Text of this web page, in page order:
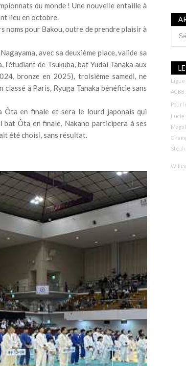
du monde ! Une nouvelle entaille à
lieu en octobre.
noms pour Bakou, outre de prendre plaisir à
avec sa deuxième place, valide sa
de Tsukuba, bat Yudai Tanaka aux
bronze en 2025), troisième samedi, ne
à Paris, Ryuga Tanaka bénéficie sans
Ôta en finale et sera le lourd japonais qui
Ôta en finale, Nakano participera à ses
été choisi, sans résultat.
ACBB
Pour
Lucie